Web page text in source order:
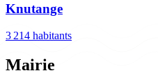
Knutange
3 214 habitants
Mairie